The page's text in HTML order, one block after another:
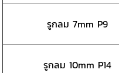
รูกลม 7mm P9
รูกลม 10mm P14